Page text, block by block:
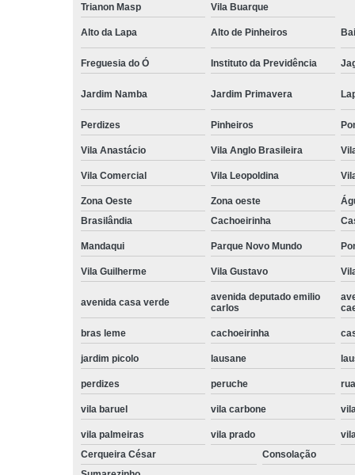
Trianon Masp Vila Buarque
Alto da Lapa Alto de Pinheiros
Freguesia do Ó Instituto da Previdência
Jardim Namba Jardim Primavera
Perdizes Pinheiros
Vila Anastácio Vila Anglo Brasileira
Vila Comercial Vila Leopoldina
Zona Oeste Zona oeste
Brasilândia
Cachoeirinha
Mandaqui Parque Novo Mundo
Vila Guilherme Vila Gustavo
avenida casa verde
avenida deputado emilio
carlos
bras leme cachoeirinha
jardim picolo lausane
perdizes peruche
vila baruel vila carbone
vila palmeiras vila prado
Cerqueira César
Consolação